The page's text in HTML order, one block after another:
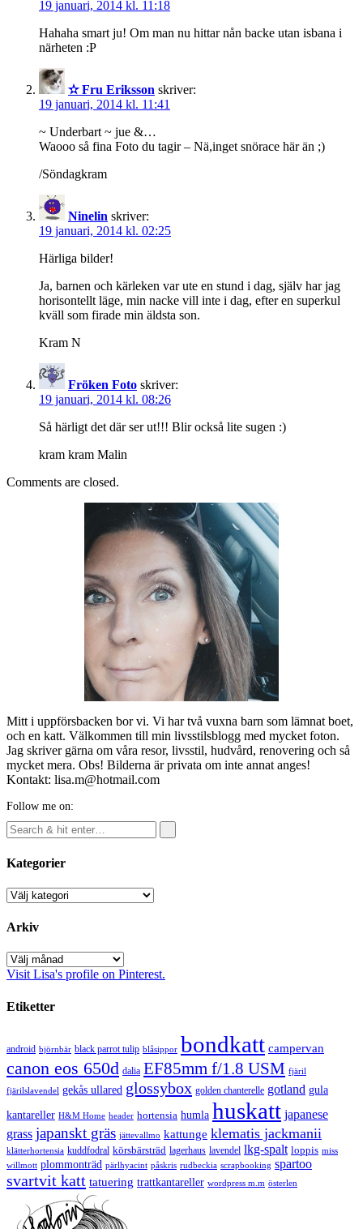
19 januari, 2014 kl. 11:18
Hahaha smart ju! Om man nu hittar nån backe utan isbana i
närheten :P
✫ Fru Eriksson skriver:
19 januari, 2014 kl. 11:41
~ Underbart ~ jue &…
Waooo så fina Foto du tagir – Nä,inget snörace här än ;)
/Söndagkram
Ninelin skriver:
19 januari, 2014 kl. 02:25
Härliga bilder!
Ja, barnen och kärleken var ute en stund i dag, själv har jag
horisontellt läge, min nacke vill inte i dag, efter en superkul
kväll som firade min äldsta son.
Kram N
Fröken Foto skriver:
19 januari, 2014 kl. 08:26
Så härligt det där ser ut!!! Blir också lite sugen :)
kram kram Malin
Comments are closed.
Mitt i uppförsbacken bor vi. Vi har två vuxna barn som lämnat boet,
och en katt. Välkommen till min livsstilsblogg med mycket foton.
Jag skriver gärna om våra resor, livsstil, hudvård, renovering och så
mycket mera. Obs! Bilderna är privata om inte annat anges!
Kontakt: lisa.m@hotmail.com
Follow me on:
Kategorier
Kategorier
Arkiv
Arkiv
Visit Lisa's profile on Pinterest.
Etiketter
android björnbär black parrot tulip blåsippor bondkatt campervan
canon eos 650d dalia EF85mm f/1.8 USM fjäril
fjärilslavendel gekås ullared glossybox golden chanterelle gotland gula
kantareller H&M Home header hortensia humla huskatt japanese
grass japanskt gräs jättevallmo kattunge klematis jackmanii
klätterhortensia kuddfodral körsbärsträd lagerhaus lavendel lkg-spalt loppis miss
willmott plommonträd pärlhyacint påskris rudbeckia scrapbooking spartoo
svartvit katt tatuering trattkantareller wordpress m.m österlen